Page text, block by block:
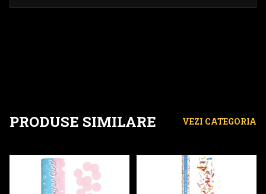
PRODUSE SIMILARE VEZI CATEGORIA
Confetti - Fată Confetti - MX80